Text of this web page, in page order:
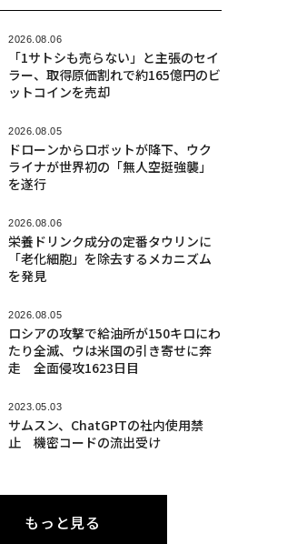
2026.08.06
「1サトシも売らない」と主張のセイ
ラー、取得原価割れで約165億円のビ
ットコインを売却
2026.08.05
ドローンからロボットが降下、ウク
ライナが世界初の「無人空挺強襲」
を遂行
2026.08.06
栄養ドリンク成分の定番タウリンに
「老化細胞」を除去するメカニズム
を発見
2026.08.05
ロシアの攻撃で給油所が150キロにわ
たり全滅、ウは米国の引き寄せに奔
走 全面侵攻1623日目
2023.05.03
サムスン、ChatGPTの社内使用禁
止 機密コードの流出受け
もっと見る